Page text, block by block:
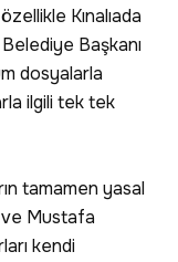
Kınalıada
Belediye Başkanı
dosyalarla
ilgili tek tek
tamamen yasal
Mustafa
kendi